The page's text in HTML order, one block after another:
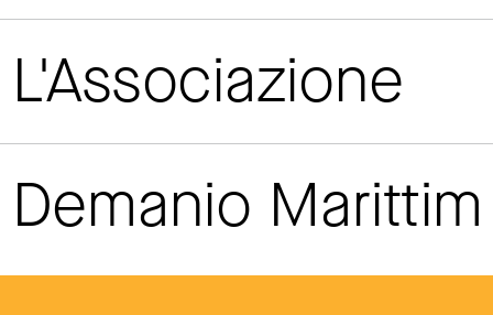
L'Associazione
Demanio